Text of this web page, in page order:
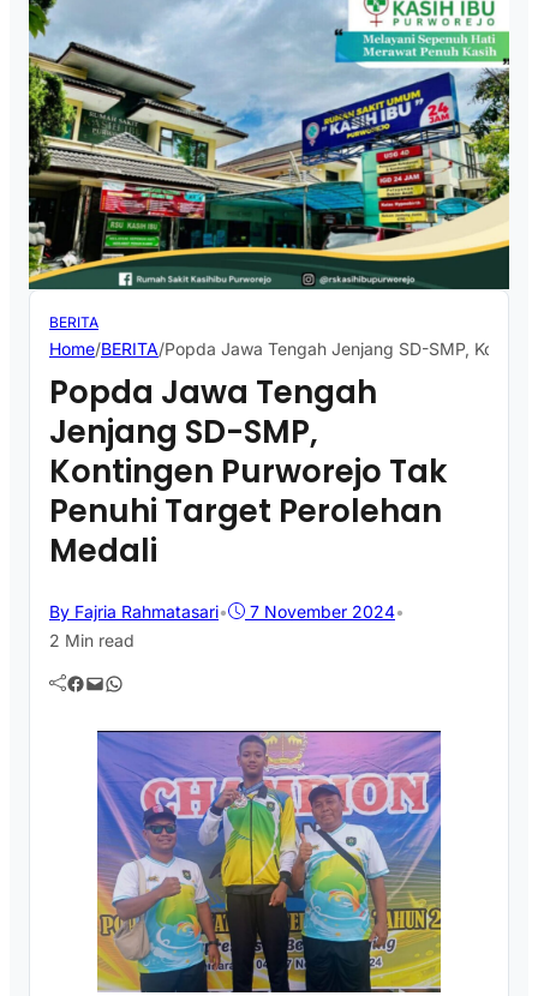
BERITA
Home/BERITA/Popda Jawa Tengah Jenjang SD-SMP,
Popda Jawa Tengah
Jenjang SD-SMP,
Kontingen Purworejo Tak
Penuhi Target Perolehan
Medali
By Fajria Rahmatasari• 7 November 2024•
2 Min read
Facebook Mail WhatsApp